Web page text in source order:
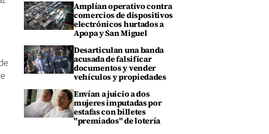
Amplían operativo contra
comercios de dispositivos
electrónicos hurtados a
Apopa y San Miguel
Desarticulan una banda
acusada de falsificar
documentos y vender
vehículos y propiedades
Envían a juicio a dos
mujeres imputadas por
estafas con billetes
"premiados" de lotería